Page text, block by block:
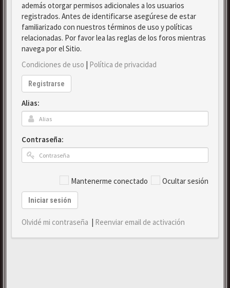
además otorgar permisos adicionales a los usuarios
registrados. Antes de identificarse asegúrese de estar
familiarizado con nuestros términos de uso y políticas
relacionadas. Por favor lea las reglas de los foros mientras
navega por el Sitio.
Condiciones de uso | Política de privacidad
Registrarse
Alias:
Contraseña:
Mantenerme conectado Ocultar sesión
Iniciar sesión
Olvidé mi contraseña | Reenviar email de activación